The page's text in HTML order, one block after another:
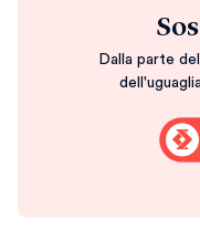
Dalla parte